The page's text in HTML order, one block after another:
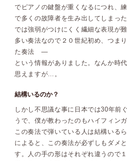
でピアノの鍵盤が重くなるにつれ、
で多くの故障者を生み出してしまっ
では強弱がつけにくく繊細な表現が
多い奏法なので２０世紀初め、つま
た奏法 ―
という情報がありました。なんか時
思えますが…。
結構いるのか？
しかし不思議な事に日本では30年前
うで、僕が教わったのもハイフィン
この奏法で弾いている人は結構いる
によると、この奏法が必ずしもダメ
す。人の手の形はそれぞれ違うので